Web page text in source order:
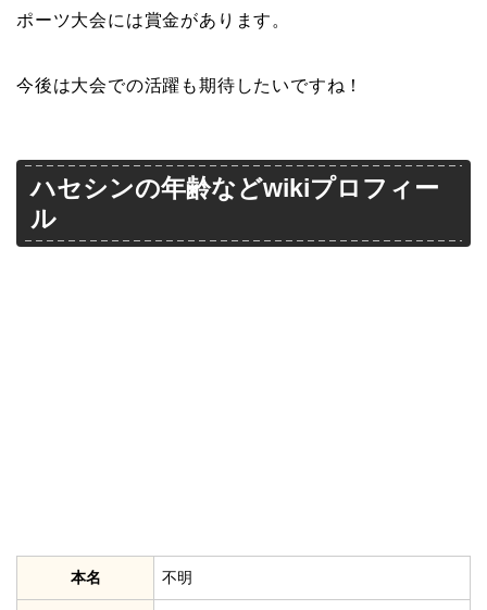
ポーツ大会には賞金があります。
今後は大会での活躍も期待したいですね！
ハセシンの年齢などwikiプロフィー
ル
本名 不明